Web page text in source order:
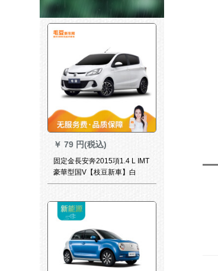
￥ 79 円(税込)
固定金長安奔2015項1.4 L IMT
豪華型国V【枝豆新車】白